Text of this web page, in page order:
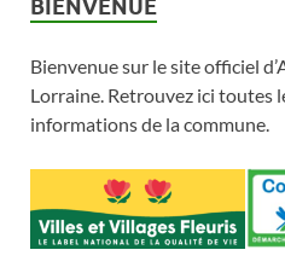
BIENVENUE
Bienvenue sur le site officiel
Lorraine. Retrouvez ici toutes
informations de la commune.